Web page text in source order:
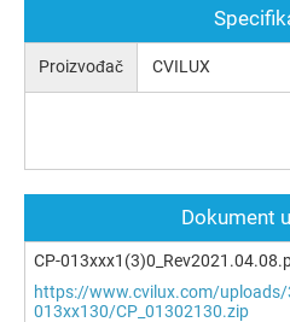
Proizvođač CVILUX
Dokument
CP-
https://www.cvilux.com/
013xx130/CP_01302130.zip